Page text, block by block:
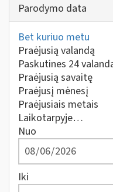
Parodymo data
Bet kuriuo metu
Praėjusią valandą
Paskutines 24
Praėjusią savaitę
Praėjusį mėnesį
Praėjusiais metais
Laikotarpyje…
Nuo
Iki